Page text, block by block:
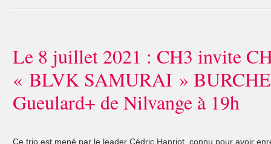
Le 8 juillet 2021 : CH3 invite
« BLVK SAMURAI »
Gueulard+ de Nilvange à 19h
Ce trio est mené par le leader Cédric Hanriot, connu pour avoir